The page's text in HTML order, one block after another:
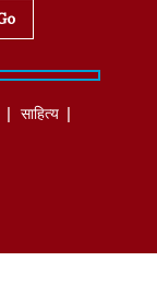
साहित्‍य